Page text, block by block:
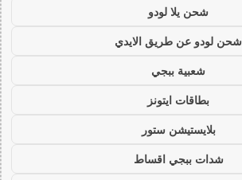
شحن يلا لودو
شحن لودو عن طريق الايدي
شعبية ببجي
بطاقات ايتونز
بلايستيشن ستور
شدات ببجي اقساط